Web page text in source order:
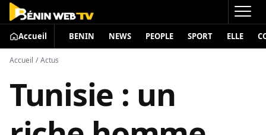
Accueil BENIN NEWS PEOPLE SPORT ELLE
Accueil / Actus
Tunisie : un